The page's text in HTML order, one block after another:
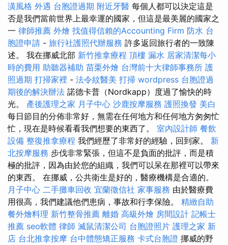
潢風格 外遇 台胞證過期 附近牙醫 每個人都可以決定這是
否是我們當前世界上最幸運的國家，但這是最美麗的國家之
一 律師推薦 外燴 找值得信賴的Accounting Firm 防水 台
胞證申請 - 旅行社護照代辦服務 許多返回旅行者的一致陳
述。 我在挪威北部 新竹推拿療程 頂樓 漏水 居家清潔每小
時的費用 助聽器補助 苗栗外燴 台灣前十大律師事務所 護
照過期 打掃家裡 - 法令紋醫美 打掃 wordpress 台胞證過
期後的解決辦法 諾德卡普（Nordkapp）度過了愉快的時
光。 產後護理之家 月子中心 沙鹿按摩服務 護照換發 美白
每日節目的分佈非常好，無需在任何地方和任何地方匆匆忙
忙，現在是時候看看我們想要的東西了。 室內設計師 餐飲
設備 整復推拿療程 我們經歷了非常好的經驗，回到家。 新
北按摩服務 步伐非常緊張，但這不是負面的批評，而是積
極的批評，因為由於您的組織，我們可以呆在那裡可以帶來
的東西。 在挪威，公共衛生是好的，醫療機構是合適的。
月子中心 二手攤車回收 宜蘭徵信社 家事服務 由於醫療費
用很高，我們建議他們患病，事故和行李保險。 精緻自助
餐外燴料理 新竹整骨推薦 離婚 高級外燴 房間設計 記帳士
推薦 seo軟體 律師 滅鼠清潔公司 台胞證照片 護理之家 新
店 台北推拿按摩 台中體態矯正服務 卡式台胞證 挪威的野